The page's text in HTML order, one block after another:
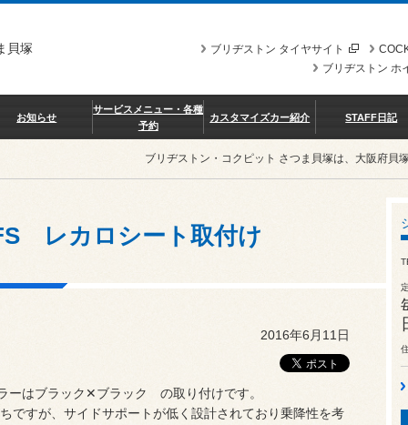
貝塚
ブリヂストン タイヤサイト
ブリヂストン ホ
お知らせ
サービスメニュー・各種
予約
カスタマイズカー紹介 STAFF日記
ブリヂストン・コクピット さつま貝塚は、大阪府貝
レカロシート取付け
2016年6月11日
はブラック✕ブラック の取り付けです。
ですが、サイドサポートが低く設計されており乗降性を考